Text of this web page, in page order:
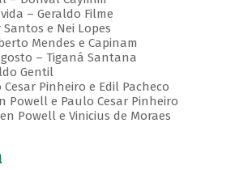
– Geraldo Filme
e Nei Lopes
Mendes e Capinam
– Tiganá Santana
Gentil
Pinheiro e Edil Pacheco
Powell e Paulo Cesar Pinheiro
Powell e Vinicius de Moraes